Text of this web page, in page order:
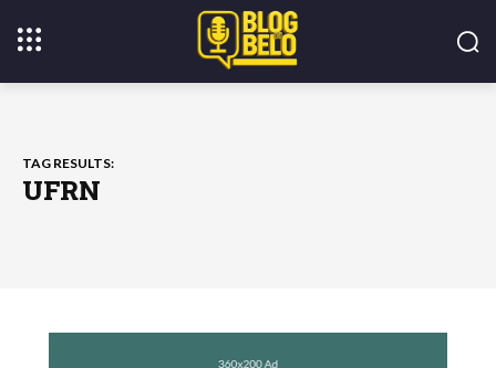
TAG RESULTS:
UFRN